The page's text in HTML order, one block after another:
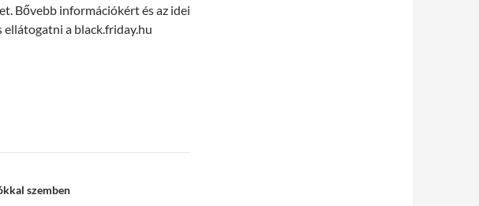
Bővebb információkért és az idei
a black.friday.hu
szemben